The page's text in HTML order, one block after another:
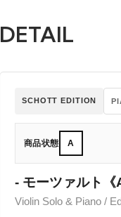
DETAIL
SCHOTT EDITION
商品状態 A
- モーツァルト
Violin Solo & Piano /